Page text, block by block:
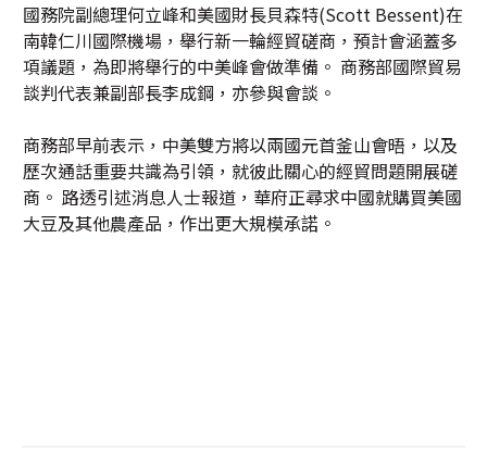
國務院副總理何立峰和美國財長貝森特(Scott Bessent)在
南韓仁川國際機場，舉行新一輪經貿磋商，預計會涵蓋多
項議題，為即將舉行的中美峰會做準備。 商務部國際貿易
談判代表兼副部長李成鋼，亦參與會談。
商務部早前表示，中美雙方將以兩國元首釜山會晤，以及
歷次通話重要共識為引領，就彼此關心的經貿問題開展磋
商。 路透引述消息人士報道，華府正尋求中國就購買美國
大豆及其他農產品，作出更大規模承諾。